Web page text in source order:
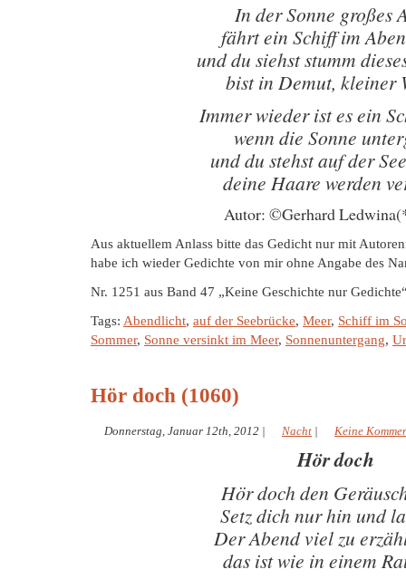
In der Sonne großes
fährt ein Schiff im
und du siehst stumm
bist in Demut, kleiner
Immer wieder ist es ein
wenn die Sonne
und du stehst auf der
deine Haare werden
Autor: ©Gerhard
Aus aktuellem Anlass bitte das Gedicht nur mit
habe ich wieder Gedichte von mir ohne Angabe des
Nr. 1251 aus Band 47 „Keine Geschichte nur
Tags: Abendlicht, auf der Seebrücke, Meer, Schiff im
Sommer, Sonne versinkt im Meer, Sonnenuntergang,
Hör doch (1060)
Donnerstag, Januar 12th, 2012 | Nacht | Keine
Hör doch
Hör doch den
Setz dich nur hin und
Der Abend viel zu
das ist wie in einem